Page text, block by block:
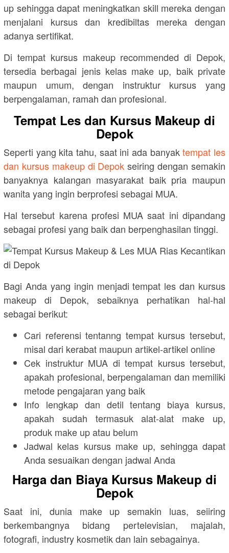
up sehingga dapat meningkatkan skill mereka dengan
menjalani kursus dan kredibiltas mereka dengan
adanya sertifikat.
Di tempat kursus makeup recommended di Depok,
tersedia berbagai jenis kelas make up, baik private
maupun umum, dengan instruktur kursus yang
berpengalaman, ramah dan profesional.
Tempat Les dan Kursus Makeup di
Depok
Seperti yang kita tahu, saat ini ada banyaktempat les
dan kursus makeup di Depok seiring dengan semakin
banyaknya kalangan masyarakat baik pria maupun
wanita yang ingin berprofesi sebagai MUA.
Hal tersebut karena profesi MUA saat ini dipandang
sebagai profesi yang baik dan berpenghasilan tinggi.
Bagi Anda yang ingin menjadi tempat les dan kursus
makeup di Depok, sebaiknya perhatikan hal-hal
sebagai berikut:
Cari referensi tentanng tempat kursus tersebut,
misal dari kerabat maupun artikel-artikel online
Cek instruktur MUA di tempat kursus tersebut,
apakah profesional, berpengalaman dan memiliki
metode pengajaran yang baik
Info lengkap dan detil tentang biaya kursus,
apakah sudah termasuk alat-alat make up,
produk make up atau belum
Jadwal kelas kursus make up, sehingga dapat
Anda sesuaikan dengan jadwal Anda
Harga dan Biaya Kursus Makeup di
Depok
Saat ini, dunia make up semakin luas, seiiring
berkembangnya bidang pertelevisian, majalah,
fotografi, industry kosmetik dan lain sebagainya.